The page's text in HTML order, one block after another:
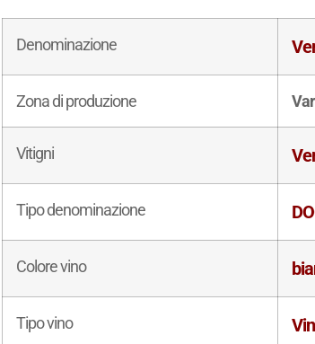
Denominazione
Zona di produzione
Vitigni
Tipo denominazione
Colore vino
Tipo vino